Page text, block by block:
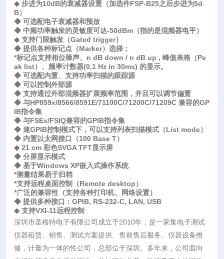
◆ 步进为10dB的衰减器设置（加选件FSP-B25之后步进为5d
B）
◆ 可选配电子衰减器和预放
◆ 中频功率触发的灵敏度可达-50dBm（指的是混频器电平）
◆ 支持门限触发（Gated trigger）
◆ 提供各种标记点（Marker）选择：
*标记点支持相位噪声、n dB down / n dB up , 峰值表格（Pe
ak list）、频率计数器(0.1 Hz in 30ms) 的显示。
◆ 可选配内置、支持功率扫描的跟踪源
◆ 可以控制外部源
◆ 支持通过外部混频器扩展频率范围，并且可以调节偏置
◆ 与HP859x/8566/8591E/71100C/71200C/71209C 兼容的GP
IB指令集
◆ 与FSEx/FSIQ兼容的GPIB指令集
◆ 速GPIB控制模式下，可以支持列表扫描模式（List mode）
◆ 内置以太网接口（100 Base T）
◆ 21 cm 彩色SVGA TFT显示屏
◆ 分屏显示模式
◆ 基于Windows XP嵌入式操作系统
*测量结果易于归档
*支持远程桌面控制（Remote desktop）
*广泛的兼容性（支持各种打印机、网络设置）
◆ 提供多种接口：GPIB, RS-232-C, LAN, USB
◆ 支持VXI-11远程控制
深圳市圣格特电子有限公司成立于2010年，是一家集电子测试
仪器租赁、销售、测试方案提供、售前售后服务、仪器设备维
修，计量为一体的性公司，总部位于深圳。多年来，公司面向